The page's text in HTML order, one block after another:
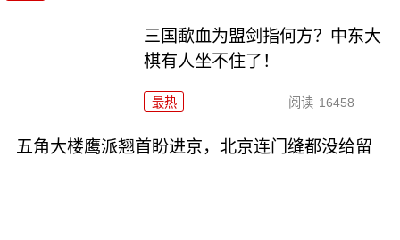
三国歃血为盟剑指何方？中东大
棋有人坐不住了！
最热 阅读 16458
五角大楼鹰派翘首盼进京，北京连门缝都没给留